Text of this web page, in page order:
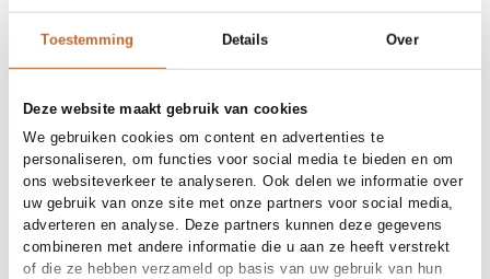
Toestemming Details Over
Deze website maakt gebruik van cookies
We gebruiken cookies om content en advertenties te
personaliseren, om functies voor social media te bieden en om
ons websiteverkeer te analyseren. Ook delen we informatie over
uw gebruik van onze site met onze partners voor social media,
adverteren en analyse. Deze partners kunnen deze gegevens
combineren met andere informatie die u aan ze heeft verstrekt
of die ze hebben verzameld op basis van uw gebruik van hun